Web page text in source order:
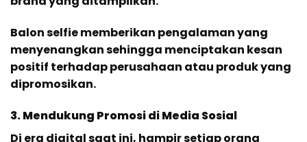
Balon selfie memberikan pengalaman yang
menyenangkan sehingga menciptakan kesan
positif terhadap perusahaan atau produk yang
dipromosikan.
3. Mendukung Promosi di Media Sosial
Di era digital saat ini, hampir setiap orang